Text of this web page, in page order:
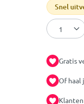
Snel
Gratis
Of haal